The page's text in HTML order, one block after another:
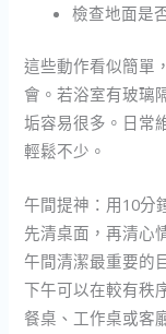
檢查地面是
這些動作看似簡單
會。若浴室有玻璃
垢容易很多。日常
輕鬆不少。
午間提神：用10分
先清桌面，再清心
午間清潔最重要的
下午可以在較有秩
餐桌、工作桌或客